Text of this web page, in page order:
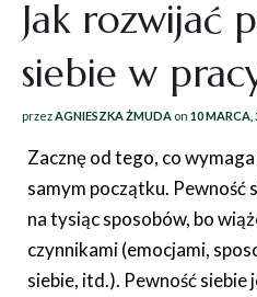
Jak rozwijać
siebie w
przezAGNIESZKA ŻMUDA on 10 MARCA,
Zacznę od tego, co
samym początku. Pewność
na tysiąc sposobów, bo
czynnikami (emocjami,
siebie, itd.). Pewność siebie